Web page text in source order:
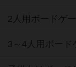
2人用ボードゲ
3～4人用ボード